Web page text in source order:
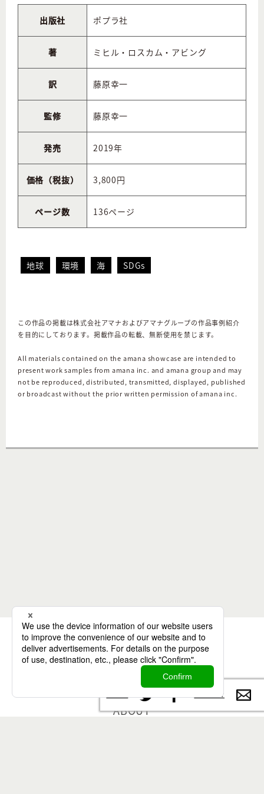
出版社 ポプラ社
著 ミヒル・ロスカム・アビング
訳 藤原幸一
監修 藤原幸一
発売 2019年
価格（税抜） 3,800円
ページ数 136ページ
地球 環境 海 SDGs
この作品の掲載は株式会社アマナおよびアマナグループの作品事例紹介
を目的にしております。掲載作品の転載、無断使用を禁じます。
All materials contained on the amana showcase are intended to
present work samples from amana inc. and amana group and may
not be reproduced, distributed, transmitted, displayed, published
or broadcast without the prior written permission of amana inc.
Facebook
ARTICLES
ABOUT